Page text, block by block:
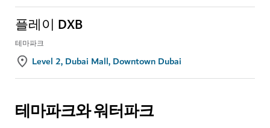
플레이 DXB
테마파크
Level 2, Dubai Mall, Downtown Dubai
테마파크와 워터파크